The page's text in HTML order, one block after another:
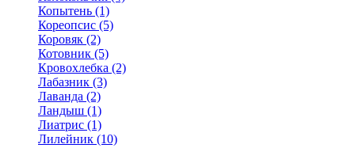
Копытень (1)
Кореопсис (5)
Коровяк (2)
Котовник (5)
Кровохлебка (2)
Лабазник (3)
Лаванда (2)
Ландыш (1)
Лиатрис (1)
Лилейник (10)